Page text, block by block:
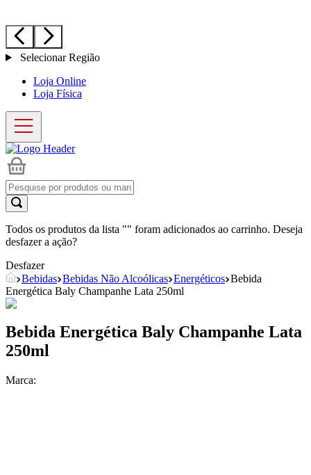
Selecionar Região
Loja Online
Loja Física
Todos os produtos da lista "" foram adicionados ao carrinho. Deseja
desfazer a ação?
Desfazer
Bebidas Bebidas Não Alcoólicas Energéticos Bebida
Energética Baly Champanhe Lata 250ml
Bebida Energética Baly Champanhe Lata
250ml
Marca: